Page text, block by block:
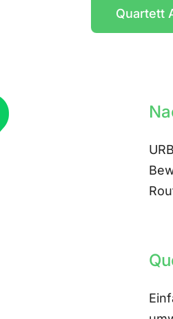
Quartett